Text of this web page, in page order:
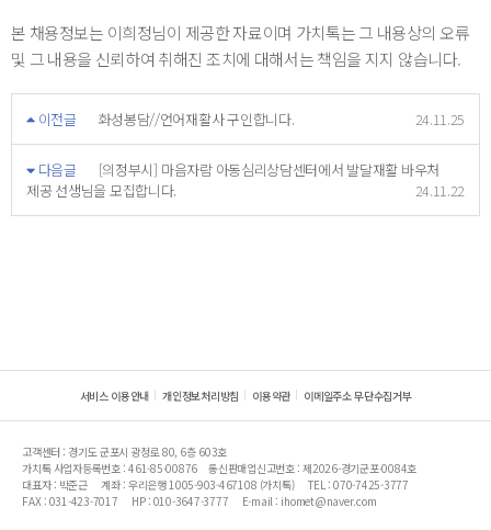
본 채용정보는 이희정님이 제공한 자료이며 가치톡는 그 내용상의 오류
및 그 내용을 신뢰하여 취해진 조치에 대해서는 책임을 지지 않습니다.
이전글 화성봉담//언어재활사 구인합니다. 24.11.25
다음글
[의정부시] 마음자람 아동심리상담센터에서 발달재활 바우처
제공 선생님을 모집합니다.
24.11.22
서비스 이용안내 개인정보처리방침 이용약관 이메일주소 무단수집거부
고객센터 : 경기도 군포시 광정로 80, 6층 603호
가치톡 사업자등록번호 : 461-85-00876
통신판매업신고번호 : 제2026-경기군포-0084호
대표자 : 박준근
계좌 : 우리은행 1005-903-467108 (가치톡)
TEL : 070-7425-3777
FAX : 031-423-7017
HP : 010-3647-3777 E-mail : ihomet@naver.com